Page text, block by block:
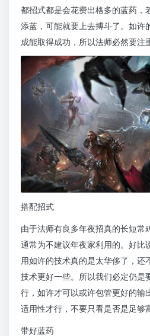
都招式都是会花费出格多的蓝药，
添蓝，可能就要上去搏斗了。如许
成能取得成功，所以法师必然要注
搭配招式
由于法师有良多年夜招真的长短常
通常为不建议年夜家利用的。好比
用如许的技术真的是太华侈了，还
技术更好一些。所以我们必定仍是
行，如许才可以或许包管更好的输
适用性才行，不要只看是否是足够
带好蓝药